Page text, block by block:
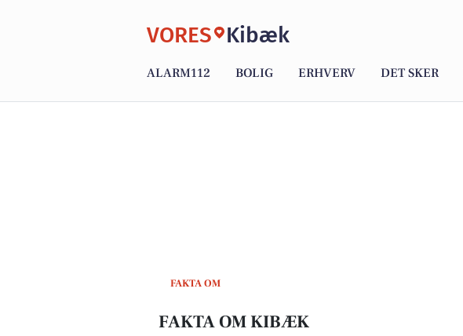
VORES Kibæk
ALARM112 BOLIG ERHVERV DET SKER
FAKTA OM
FAKTA OM KIBÆK